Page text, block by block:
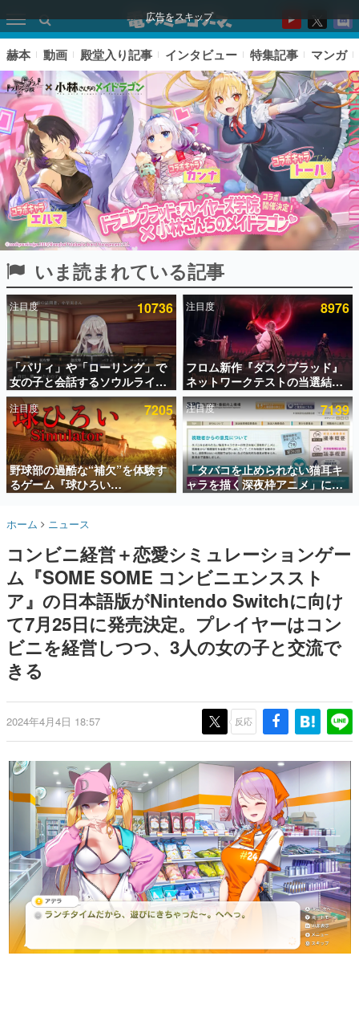
広告をスキップ
ピックアップ
電ファミのいま読まれている記事ランキング
アプリセール情報
インタビュー
連載・特集一覧
殿堂入り記事
SNS拡散数が数千以上！ ページビュー数万以上！ などな
ど。多くの人々に読まれた、電ファミ渾身の“殿堂入り”記
事をまとめました。
名作ゲームクリエイターの方々に製作時のエピソードをお
きます。
赫本
この物語を解いてはいけない。『赫本』は、〈試験問題〉
の形をした短編ホラー小説集です。
新世代に訊く
これからのデジタルゲーム市場を担う若きクリエイター達
ゲーム世代の作家たち
ゲームに多大な影響を受けた作家さんに取材し、ゲームが
日本のコンテンツ産業やカルチャーに与えた影響を探る企
画です。
日本モバイルゲーム産業史
日本のモバイルゲーム史における主要なトピック・タイト
ルを網羅するほか、開発者へのインタビューや識者による
解説を掲載。約20年の歴史が一望できる決定版！
若ゲのいたり〜ゲームクリエイターの青春〜
『うつヌケ』『ペンと箸』等で知られるマンガ家・田中圭
一先生によるゲーム業界レポートマンガです。
なんでゲームは面白い？
ゲーム開発者・hamatsu氏がゲームの魅力を画面や操作の
具体的な形から解き明かしていく、硬派で骨太な評論連載
赫本 動画 殿堂入り記事 インタビュー 特集記事 マンガ
いま読まれている記事
注目度 10736
「パリィ」や「ローリング」で
女の子と会話するソウルライク
恋愛ゲーム『小早川さんはソウ
ルライク』無料公開。返事に失
敗すると「YOU DIED」
注目度 8976
フロム新作『ダスクブラッド』
ネットワークテストの当選結果
が8月7日22時に発表。応募サイ
トのマイページから確認可能、
テスト実施は8月21日～24日
注目度 7205
野球部の過酷な“補欠”を体験す
るゲーム『球ひろい
Simulator』が「1件」のウィッ
対応しSNSで話題に。『キング
ダム・カム』開発元やチェコの
プロ野球選手から称賛の声
注目度 7139
「タバコを止められない猫耳キ
ャラを描く深夜枠アニメ」に視
聴者の一部から批判意見。違法
ホーム ニュース
コンビニ経営＋恋愛シミュレーションゲー
ム『SOME SOME コンビニエンススト
ア』の日本語版がNintendo Switchに向け
て7月25日に発売決定。プレイヤーはコン
ビニを経営しつつ、3人の女の子と交流で
きる
2024年4月4日 18:57 反応